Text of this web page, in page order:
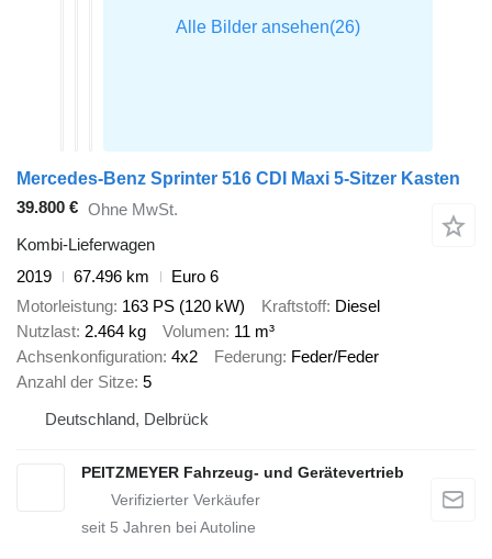
Mercedes-Benz Sprinter 516 CDI Maxi 5-Sitzer Kasten
39.800 € Ohne MwSt.
Kombi-Lieferwagen
2019
67.496 km
Euro 6
Motorleistung 163 PS (120 kW) Kraftstoff Diesel
Nutzlast 2.464 kg Volumen 11 m³
Achsenkonfiguration 4x2 Federung Feder/Feder
Anzahl der Sitze 5
Deutschland, Delbrück
PEITZMEYER Fahrzeug- und Gerätevertrieb
seit 5 Jahren bei Autoline